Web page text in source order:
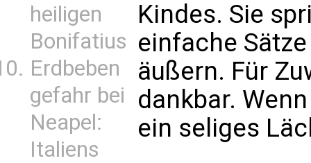
heiligen
Bonifatius
Erdbeben
gefahr bei
Neapel:
Italiens
Kindes. Sie
einfache
äußern. Für
dankbar.
ein seliges